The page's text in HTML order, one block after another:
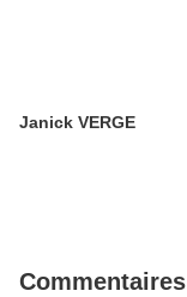
Janick VERGE
Commentaires